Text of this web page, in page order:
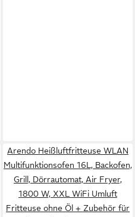
Arendo Heißluftfritteuse WLAN
Multifunktionsofen 16L, Backofen,
Grill, Dörrautomat, Air Fryer,
1800 W, XXL WiFi Umluft
Fritteuse ohne Öl + Zubehör für